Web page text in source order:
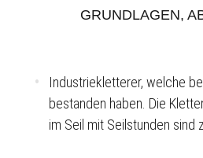
GRUNDLAGEN,
Industriekletterer, welche
bestanden haben. Die
im Seil mit Seilstunden sind